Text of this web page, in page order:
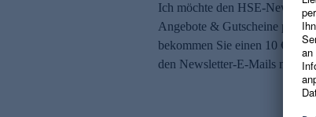
Ich möchte den HSE-
Angebote & Gutscheine per
bekommen Sie einen 10 €
den Newsletter-E-Mails